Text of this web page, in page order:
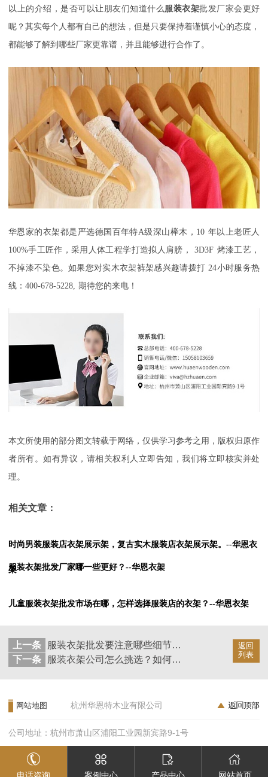
以上的介绍，是否可以让朋友们知道什么 服装衣架批发厂家会更好
呢？其实每个人都有自己的想法，但是只要保持着谨慎小心的态度，
都能够了解到哪些厂家更靠谱，并且能够进行合作了。
华恩家的衣架都是严选德国百年特A级深山榉木， 10 年以上老匠人
100%手工匠作，采用人体工程学打造拟人肩膀， 3D3F 烤漆工艺，
不掉漆不染色。如果您对实木衣架裤架感兴趣请拨打 24小时服务热
线： 400-678-5228, 期待您的来电！
本文所使用的部分图文转载于网络，仅供学习参考之用，版权归原作
者所有。如有异议，请相关权利人立即告知，我们将立即核实并处
理。
相关文章：
时尚男装服装店衣架展示架，复古实木服装店衣架展示架。--华恩衣
架
服装衣架批发厂家哪一些更好？--华恩衣架
儿童服装衣架批发市场在哪，怎样选择服装店的衣架？--华恩衣架
返回
列表
上一条
服装衣架批发要注意哪些细节问题？--华恩衣架
下一条
服装衣架公司怎么挑选？如何保证品质？--华恩衣架
网站地图 杭州华恩特木业有限公司
公司地址：杭州市萧山区浦阳工业园新宾路9-1号